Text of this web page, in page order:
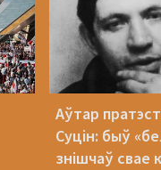
Аўтар
Суцін: быў
знішчаў свае